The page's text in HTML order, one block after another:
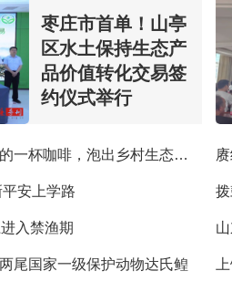
枣庄市首单！山亭
区水土保持生态产
品价值转化交易签
约仪式举行
从垃圾沟到翡翠溪：西溪里的一杯咖啡，泡出乡村生态“清凉经济”
安上学路
入禁渔期
尾国家一级保护动物达氏鳇